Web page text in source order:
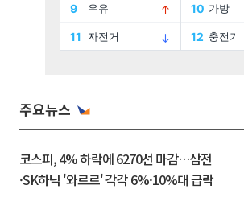
주요뉴스
코스피, 4% 하락에 6270선 마감…삼전
·SK하닉 '와르르' 각각 6%·10%대 급락